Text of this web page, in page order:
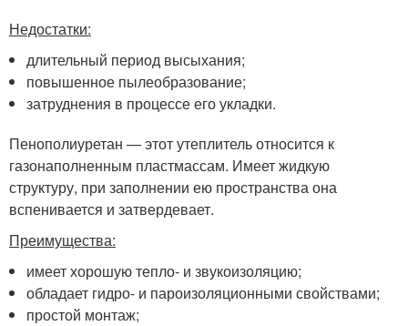
Недостатки:
длительный период высыхания;
повышенное пылеобразование;
затруднения в процессе его укладки.
Пенополиуретан — этот утеплитель относится к
газонаполненным пластмассам. Имеет жидкую
структуру, при заполнении ею пространства она
вспенивается и затвердевает.
Преимущества:
имеет хорошую тепло- и звукоизоляцию;
обладает гидро- и пароизоляционными свойствами;
простой монтаж;